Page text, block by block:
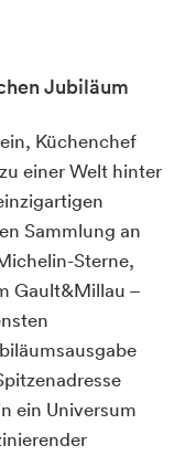
Jubiläum
Küchenchef
einer Welt hinter
Sammlung an
Sterne,
Gault&Millau –
ein Universum